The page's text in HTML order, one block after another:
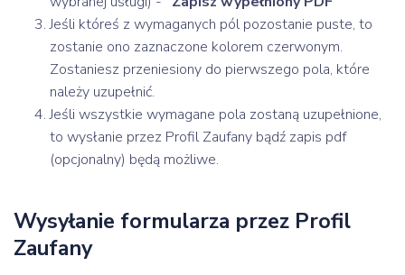
Jeśli któreś z wymaganych pól pozostanie puste, to
zostanie ono zaznaczone kolorem czerwonym.
Zostaniesz przeniesiony do pierwszego pola, które
należy uzupełnić.
Jeśli wszystkie wymagane pola zostaną uzupełnione,
to wysłanie przez Profil Zaufany bądź zapis pdf
(opcjonalny) będą możliwe.
Wysyłanie formularza przez Profil
Zaufany